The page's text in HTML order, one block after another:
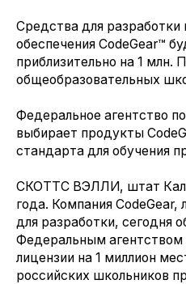
Средства для разработки
обеспечения CodeGear™
приблизительно на 1 млн.
общеобразовательных
Федеральное агентство
выбирает продукты
стандарта для обучения
СКОТТС ВЭЛЛИ, штат
года. Компания
для разработки, сегодня
Федеральным агентством
лицензии на 1 миллион
российских школьников